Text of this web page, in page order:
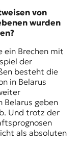
von
wurden
ein Brechen mit
der
besteht die
in Belarus
Belarus geben
Und trotz der
als absoluten